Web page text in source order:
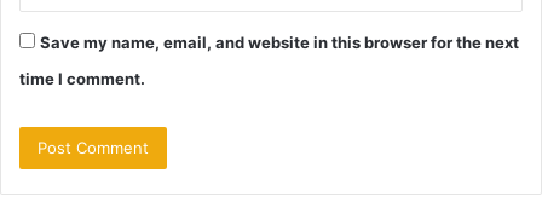
Save my name, email, and website in this browser for the next
time I comment.